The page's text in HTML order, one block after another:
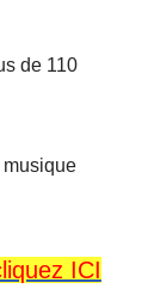
de 110
ICI